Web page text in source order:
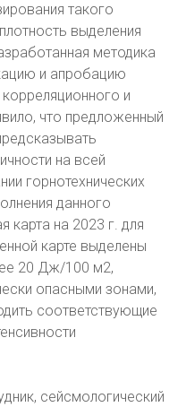
такого
выделения
методика
и апробацию
и
что предложенный
на всей
горнотехнических
данного
карта на 2023 г. для
карте выделены
20 Дж/100 м2,
опасными зонами,
соответствующие
сейсмологический